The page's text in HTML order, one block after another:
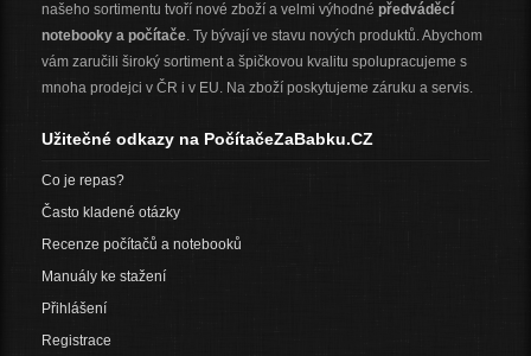
našeho sortimentu tvoří nové zboží a velmi výhodné předváděcí
notebooky a počítače. Ty bývají ve stavu nových produktů. Abychom
vám zaručili široký sortiment a špičkovou kvalitu spolupracujeme s
mnoha prodejci v ČR i v EU. Na zboží poskytujeme záruku a servis.
Užitečné odkazy na PočítačeZaBabku.CZ
Co je repas?
Často kladené otázky
Recenze počítačů a notebooků
Manuály ke stažení
Přihlášení
Registrace